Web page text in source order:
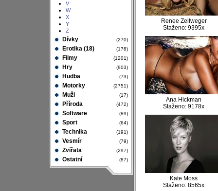
V
W
X
Y
Z
Dívky (270)
Erotika (18) (178)
Filmy (1201)
Hry (903)
Hudba (73)
Motorky (2751)
Muži (17)
Příroda (472)
Software (89)
Sport (64)
Technika (191)
Vesmír (79)
Zvířata (297)
Ostatní (87)
Renee Zellweger
Staženo: 9395x
Ana Hickman
Staženo: 9178x
Kate Moss
Staženo: 8565x